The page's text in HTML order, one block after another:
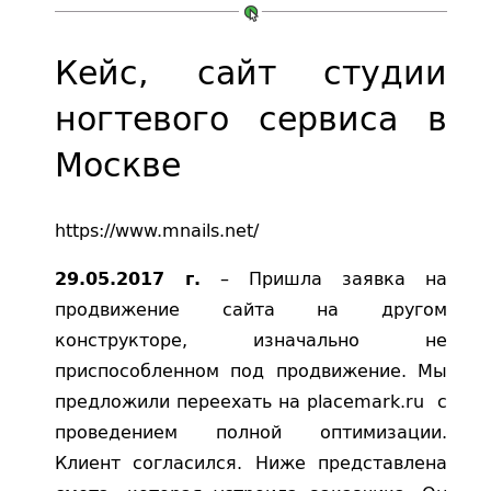
Кейс, сайт студии
ногтевого сервиса в
Москве
https://www.mnails.net/
29.05.2017 г. – Пришла заявка на
продвижение сайта на другом
конструкторе, изначально не
приспособленном под продвижение. Мы
предложили переехать на placemark.ru с
проведением полной оптимизации.
Клиент согласился. Ниже представлена